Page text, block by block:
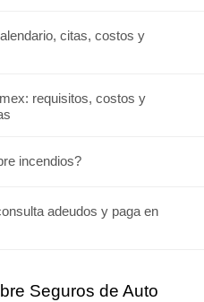
citas, costos y
requisitos, costos y
incendios?
adeudos y paga en
Seguros de Auto